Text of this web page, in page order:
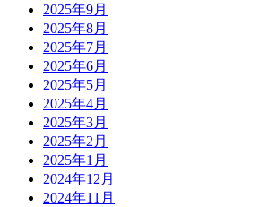
2025年9月
2025年8月
2025年7月
2025年6月
2025年5月
2025年4月
2025年3月
2025年2月
2025年1月
2024年12月
2024年11月